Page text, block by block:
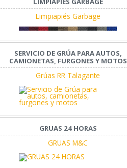
Limpiapiés Garbage
SERVICIO DE GRÚA PARA AUTOS,
CAMIONETAS, FURGONES Y MOTOS
Grúas RR Talagante
GRUAS 24 HORAS
GRUAS M&C